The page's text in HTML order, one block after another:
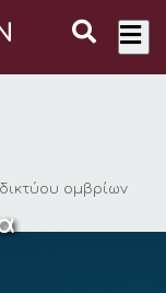
τοομβρίων